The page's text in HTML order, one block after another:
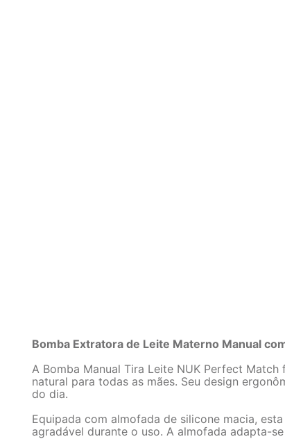
Bomba Extratora de Leite Materno Manual
A Bomba Manual Tira Leite NUK Perfect
natural para todas as mães. Seu design
do dia.
Equipada com almofada de silicone macia,
agradável durante o uso. A almofada adapta-